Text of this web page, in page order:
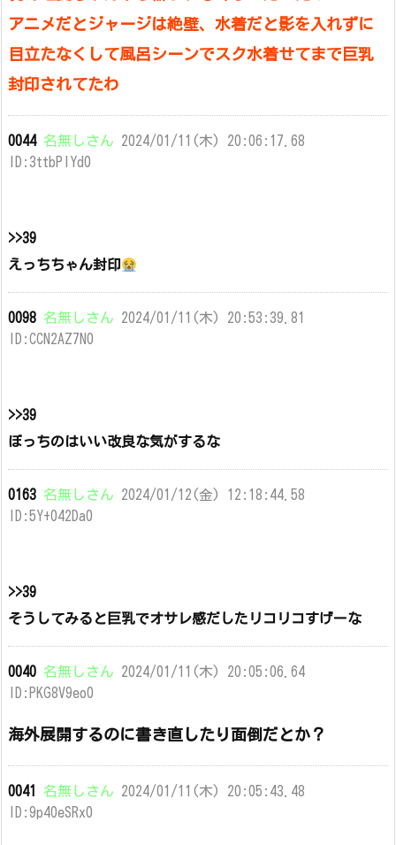
アニメだとジャージは絶壁、水着だと影を入れずに
目立たなくして風呂シーンでスク水着せてまで巨乳
封印されてたわ
0044 名無しさん 2024/01/11(木) 20:06:17.68
ID:3ttbPIYd0
>>39
えっちちゃん封印
0098 名無しさん 2024/01/11(木) 20:53:39.81
ID:CCN2AZ7N0
>>39
ぼっちのはいい改良な気がするな
0163 名無しさん 2024/01/12(金) 12:18:44.58
ID:5Y+042Da0
>>39
そうしてみると巨乳でオサレ感だしたリコリコすげーな
0040 名無しさん 2024/01/11(木) 20:05:06.64
ID:PKG8V9eo0
海外展開するのに書き直したり面倒だとか？
0041 名無しさん 2024/01/11(木) 20:05:43.48
ID:9p40eSRx0